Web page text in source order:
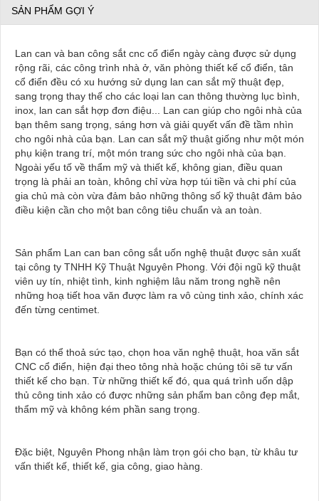
SẢN PHẨM GỢI Ý
Lan can và ban công sắt cnc cổ điển ngày càng được sử dụng
rộng rãi, các công trình nhà ở, văn phòng thiết kế cổ điển, tân
cổ điển đều có xu hướng sử dụng lan can sắt mỹ thuật đẹp,
sang trọng thay thế cho các loại lan can thông thường lục bình,
inox, lan can sắt hợp đơn điệu... Lan can giúp cho ngôi nhà của
bạn thêm sang trọng, sáng hơn và giải quyết vấn đề tầm nhìn
cho ngôi nhà của bạn. Lan can sắt mỹ thuật giống như một món
phụ kiện trang trí, một món trang sức cho ngôi nhà của bạn.
Ngoài yếu tố về thẩm mỹ và thiết kế, không gian, điều quan
trọng là phải an toàn, không chỉ vừa hợp túi tiền và chi phí của
gia chủ mà còn vừa đảm bảo những thông số kỹ thuật đảm bảo
điều kiện cần cho một ban công tiêu chuẩn và an toàn.
Sản phẩm Lan can ban công sắt uốn nghệ thuật được sản xuất
tại công ty TNHH Kỹ Thuật Nguyên Phong. Với đội ngũ kỹ thuật
viên uy tín, nhiệt tình, kinh nghiệm lâu năm trong nghề nên
những hoạ tiết hoa văn được làm ra vô cùng tinh xảo, chính xác
đến từng centimet.
Bạn có thể thoả sức tạo, chọn hoa văn nghệ thuật, hoa văn sắt
CNC cổ điển, hiện đại theo tông nhà hoặc chúng tôi sẽ tư vấn
thiết kế cho bạn. Từ những thiết kế đó, qua quá trình uốn dập
thủ công tinh xảo có được những sản phẩm ban công đẹp mắt,
thẩm mỹ và không kém phần sang trọng.
Đặc biệt, Nguyên Phong nhận làm trọn gói cho bạn, từ khâu tư
vấn thiết kế, thiết kế, gia công, giao hàng.